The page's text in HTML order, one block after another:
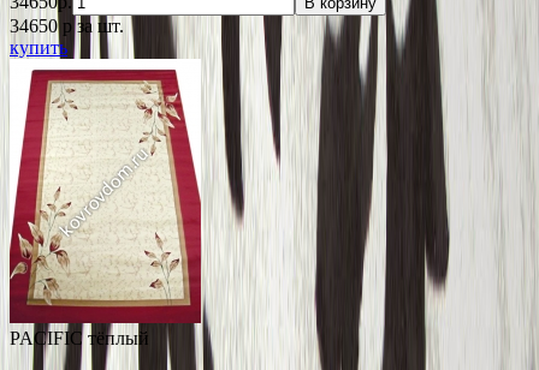
34650 pза шт.
купить
PACIFIC тёплый